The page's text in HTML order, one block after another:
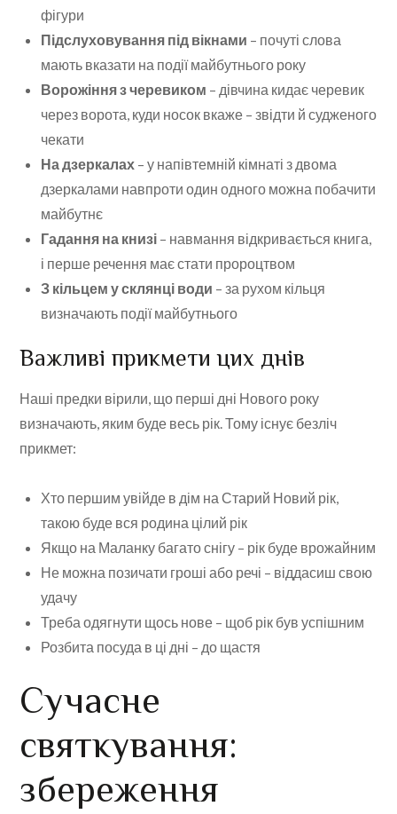
фігури
Підслуховування під вікнами – почуті слова
мають вказати на події майбутнього року
Ворожіння з черевиком – дівчина кидає черевик
через ворота, куди носок вкаже – звідти й судженого
чекати
На дзеркалах – у напівтемній кімнаті з двома
дзеркалами навпроти один одного можна побачити
майбутнє
Гадання на книзі – навмання відкривається книга,
і перше речення має стати пророцтвом
З кільцем у склянці води – за рухом кільця
визначають події майбутнього
Важливі прикмети цих днів
Наші предки вірили, що перші дні Нового року
визначають, яким буде весь рік. Тому існує безліч
прикмет:
Хто першим увійде в дім на Старий Новий рік,
такою буде вся родина цілий рік
Якщо на Маланку багато снігу – рік буде врожайним
Не можна позичати гроші або речі – віддасиш свою
удачу
Треба одягнути щось нове – щоб рік був успішним
Розбита посуда в ці дні – до щастя
Сучасне
святкування:
збереження